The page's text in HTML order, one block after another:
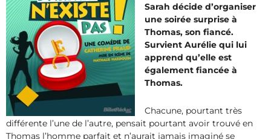
Sarah décide d’organiser
une soirée surprise à
Thomas, son fiancé.
Survient Aurélie qui lui
apprend qu’elle est
également fiancée à
Thomas.
Chacune, pourtant très
différente l’une de l’autre, pensait pourtant avoir trouvé en
Thomas l’homme parfait et n’aurait jamais imaginé se